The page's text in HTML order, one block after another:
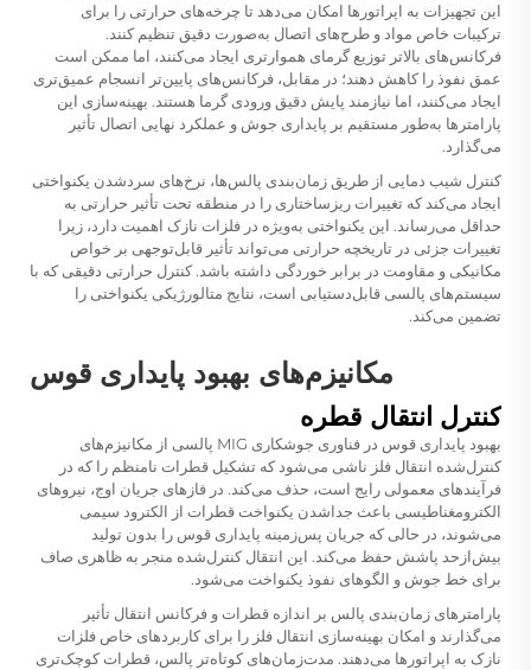
این تجهیزات به اپراتورها امکان می‌دهد تا چرخه‌های حرارتی را برای
ترکیبات خاص مواد و طرح‌های اتصال به‌صورت دقیق تنظیم کنند.
فرکانس‌های بالاتر توزیع گرمای هموارتری ایجاد می‌کنند، اما ممکن است
عمق نفوذ را کاهش دهند؛ در مقابل، فرکانس‌های پایین‌تر انسجام عمیق‌تری
ایجاد می‌کنند، اما نیازمند پایش دقیق ورودی گرما هستند. بهینه‌سازی این
پارامترها به‌طور مستقیم بر پایداری جوش و عملکرد نهایی اتصال تأثیر
می‌گذارد.
کنترل شیب دمایی از طریق زمان‌بندی پالس‌ها، نرخ‌های سردشدن یکنواختی
ایجاد می‌کند که تغییرات ریزساختاری را در منطقه تحت تأثیر حرارتی به
حداقل می‌رساند. این یکنواختی به‌ویژه در فلزات نازک اهمیت دارد، زیرا
تغییرات جزئی در تاریخچه حرارتی می‌تواند تأثیر قابل‌توجهی بر خواص
مکانیکی و مقاومت در برابر خوردگی داشته باشد. کنترل حرارتی دقیقی که با
سیستم‌های پالسی قابل‌دستیابی است، نتایج متالورژیکی یکنواختی را
تضمین می‌کند.
مکانیزم‌های بهبود پایداری قوس
کنترل انتقال قطره
بهبود پایداری قوس در فناوری جوشکاری MIG پالسی از مکانیزم‌های
کنترل‌شده انتقال فلز ناشی می‌شود که تشکیل قطرات نامنظم را که در
فرآیندهای معمولی رایج است، حذف می‌کند. در فازهای جریان اوج، نیروهای
الکترومغناطیسی باعث جداشدن یکنواخت قطرات از الکترود سیمی
می‌شوند، در حالی که جریان پس‌زمینه پایداری قوس را بدون تولید
بیش‌ازحد پاشش حفظ می‌کند. این انتقال کنترل‌شده منجر به ظاهری صاف
برای خط جوش و الگوهای نفوذ یکنواخت می‌شود.
پارامترهای زمان‌بندی پالس بر اندازه قطرات و فرکانس انتقال تأثیر
می‌گذارند و امکان بهینه‌سازی انتقال فلز را برای کاربردهای خاص فلزات
نازک به اپراتورها می‌دهند. مدت‌زمان‌های کوتاه‌تر پالس، قطرات کوچک‌تری